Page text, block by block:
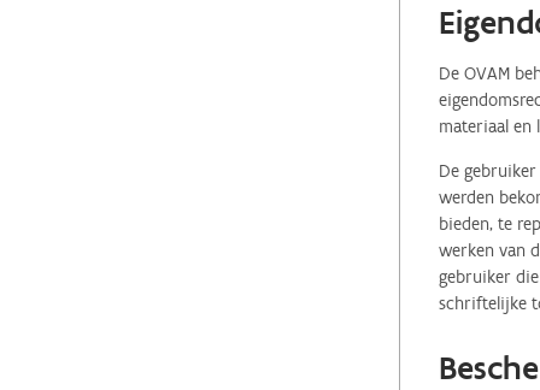
De OVAM
materiaal en
De
werden
bieden, te
werken van
gebruiker
schriftelijke